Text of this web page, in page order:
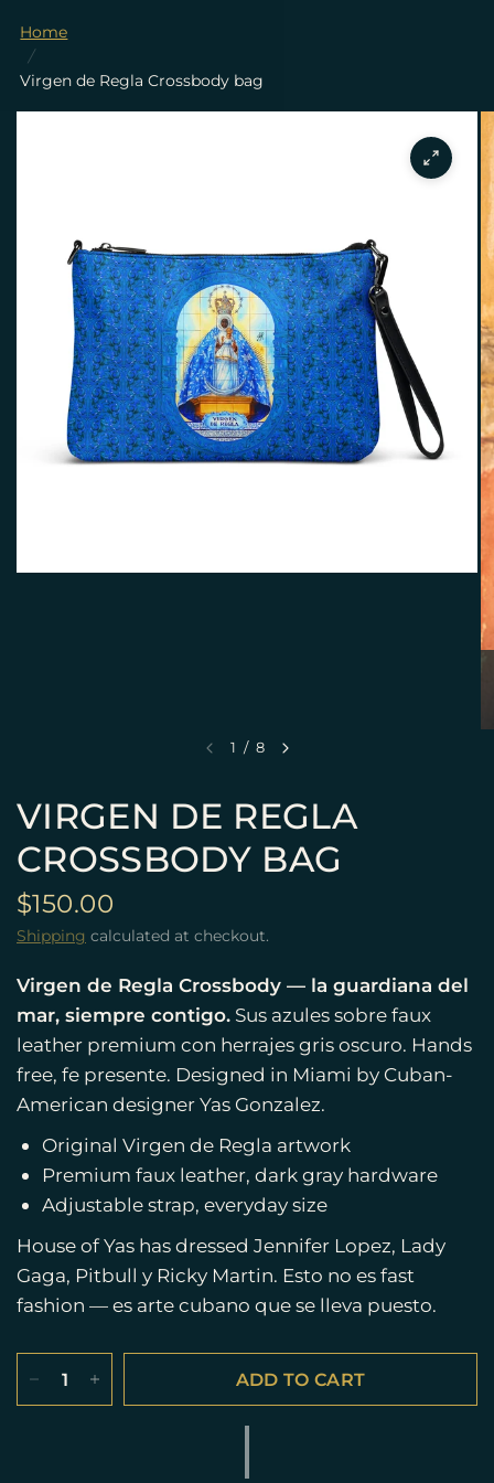
Home
/
Virgen de Regla Crossbody bag
1 / 8
VIRGEN DE REGLA
CROSSBODY BAG
$150.00
Shipping calculated at checkout.
Virgen de Regla Crossbody — la guardiana del
mar, siempre contigo. Sus azules sobre faux
leather premium con herrajes gris oscuro. Hands
free, fe presente. Designed in Miami by Cuban-
American designer Yas Gonzalez.
Original Virgen de Regla artwork
Premium faux leather, dark gray hardware
Adjustable strap, everyday size
House of Yas has dressed Jennifer Lopez, Lady
Gaga, Pitbull y Ricky Martin. Esto no es fast
fashion — es arte cubano que se lleva puesto.
ADD TO CART